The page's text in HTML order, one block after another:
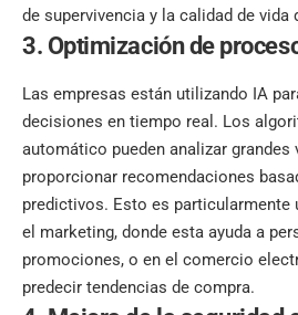
de supervivencia y la calidad de vida
3. Optimización de
Las empresas están utilizando IA
decisiones en tiempo real. Los
automático pueden analizar grandes
proporcionar recomendaciones
predictivos. Esto es
el marketing, donde esta ayuda a
promociones, o en el comercio
predecir tendencias de compra.